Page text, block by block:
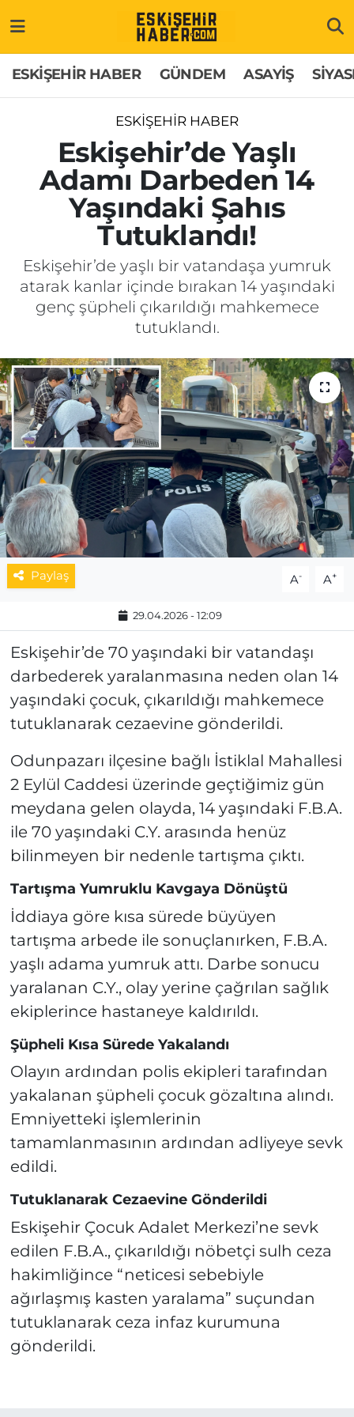
ESKİŞEHİR HABER GÜNDEM ASAYİŞ
ESKİŞEHİR HABER
Eskişehir’de Yaşlı
Adamı Darbeden 14
Yaşındaki Şahıs
Tutuklandı!
Eskişehir’de yaşlı bir vatandaşa yumruk
atarak kanlar içinde bırakan 14 yaşındaki
genç şüpheli çıkarıldığı mahkemece
tutuklandı.
Paylaş A- A+
29.04.2026 - 12:09
Eskişehir’de 70 yaşındaki bir vatandaşı
darbederek yaralanmasına neden olan 14
yaşındaki çocuk, çıkarıldığı mahkemece
tutuklanarak cezaevine gönderildi.
Odunpazarı ilçesine bağlı İstiklal Mahallesi
2 Eylül Caddesi üzerinde geçtiğimiz gün
meydana gelen olayda, 14 yaşındaki F.B.A.
ile 70 yaşındaki C.Y. arasında henüz
bilinmeyen bir nedenle tartışma çıktı.
Tartışma Yumruklu Kavgaya Dönüştü
İddiaya göre kısa sürede büyüyen
tartışma arbede ile sonuçlanırken, F.B.A.
yaşlı adama yumruk attı. Darbe sonucu
yaralanan C.Y., olay yerine çağrılan sağlık
ekiplerince hastaneye kaldırıldı.
Şüpheli Kısa Sürede Yakalandı
Olayın ardından polis ekipleri tarafından
yakalanan şüpheli çocuk gözaltına alındı.
Emniyetteki işlemlerinin
tamamlanmasının ardından adliyeye sevk
edildi.
Tutuklanarak Cezaevine Gönderildi
Eskişehir Çocuk Adalet Merkezi’ne sevk
edilen F.B.A., çıkarıldığı nöbetçi sulh ceza
hakimliğince “neticesi sebebiyle
ağırlaşmış kasten yaralama” suçundan
tutuklanarak ceza infaz kurumuna
gönderildi.
GÜNDEM
ASAYİŞ
SİYASET
EKONOMİ
SAĞLIK
EĞİTİM
MAGAZİN
ESKİŞEHİRSPOR
Hakkımızda
İletişim
Künye
Odunpazarı Trafik Yoğunluk Haritası
Süper Lig Puan Durumu ve Fikstür
Tüm Manşetler
Son Dakika Haberleri
Haber Arşivi